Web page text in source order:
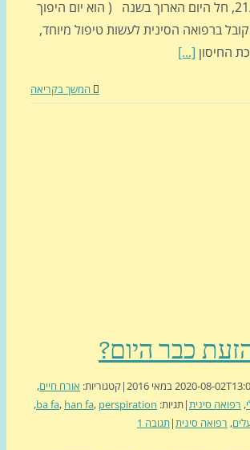
ה 21/6, חל היום הארוך בשנה ( הוא יום היפוך
הסינית לעשות טיפול מיוחד,
[...]
המשך בקריאה
2020-
|קטגוריות: אורח חיים,
|תגיות: ba fa,han fa,perspiration
,
סינית|תגובה 1